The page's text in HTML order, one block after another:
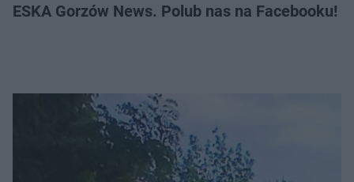
ESKA Gorzów News. Polub nas na Facebooku!